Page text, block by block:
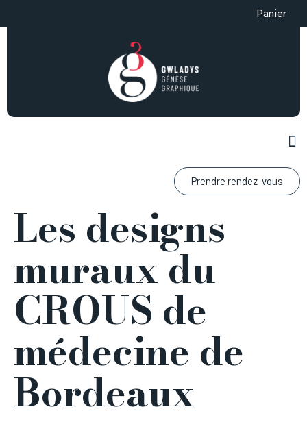
Panier
Prendre rendez-vous
Les designs
muraux du
CROUS de
médecine de
Bordeaux